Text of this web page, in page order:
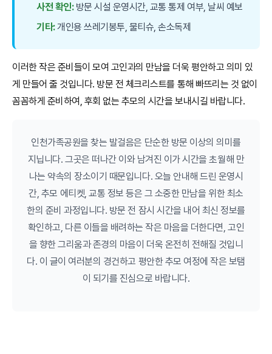
사전 확인:방문 시설 운영시간, 교통 통제 여부, 날씨 예보
기타:개인용 쓰레기봉투, 물티슈, 손소독제
이러한 작은 준비들이 모여 고인과의 만남을 더욱 평안하고 의미 있
게 만들어 줄 것입니다. 방문 전 체크리스트를 통해 빠뜨리는 것 없이
꼼꼼하게 준비하여, 후회 없는 추모의 시간을 보내시길 바랍니다.
인천가족공원을 찾는 발걸음은 단순한 방문 이상의 의미를
지닙니다. 그곳은 떠나간 이와 남겨진 이가 시간을 초월해 만
나는 약속의 장소이기 때문입니다. 오늘 안내해 드린 운영시
간, 추모 에티켓, 교통 정보 등은 그 소중한 만남을 위한 최소
한의 준비 과정입니다. 방문 전 잠시 시간을 내어 최신 정보를
확인하고, 다른 이들을 배려하는 작은 마음을 더한다면, 고인
을 향한 그리움과 존경의 마음이 더욱 온전히 전해질 것입니
다. 이 글이 여러분의 경건하고 평안한 추모 여정에 작은 보탬
이 되기를 진심으로 바랍니다.